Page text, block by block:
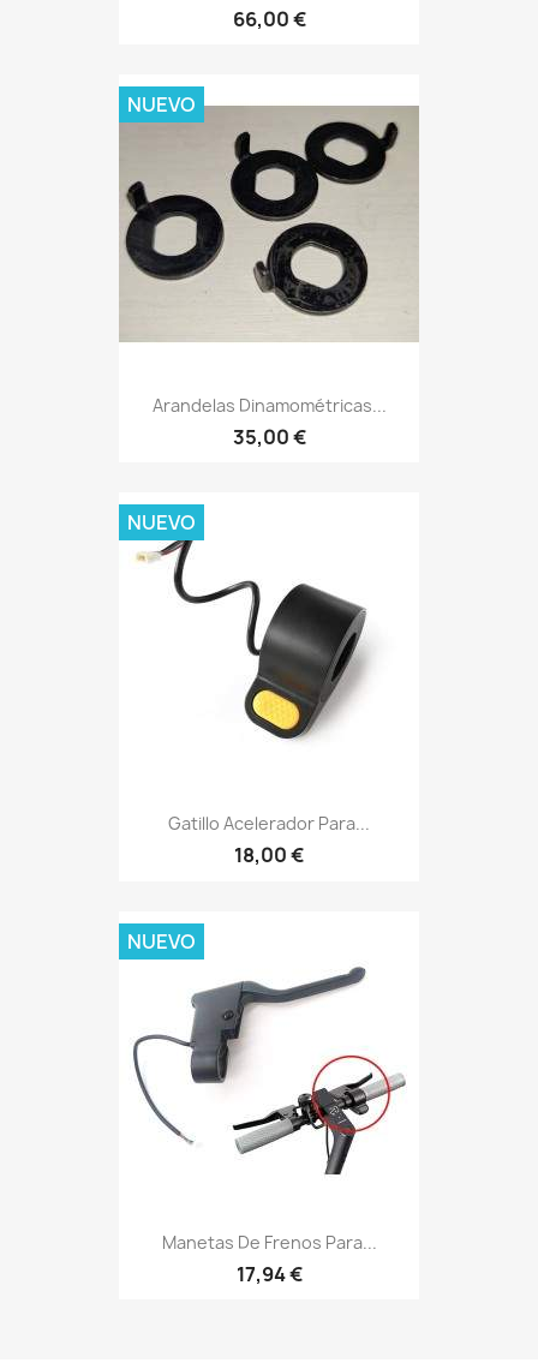
66,00 €
Arandelas Dinamométricas...
35,00 €
NUEVO
Gatillo Acelerador Para...
18,00 €
NUEVO
Manetas De Frenos Para...
17,94 €
NUEVO